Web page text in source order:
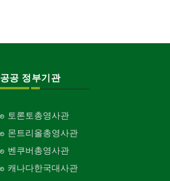
공공 정부기관
토론토총영사관
몬트리올총영사관
벤쿠버총영사관
캐나다한국대사관